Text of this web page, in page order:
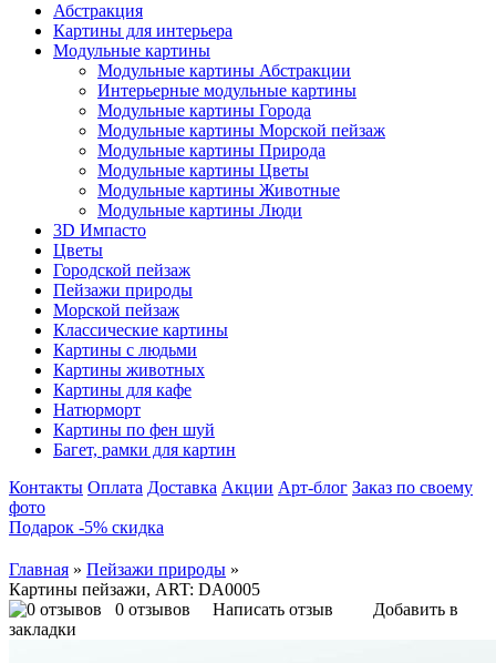
Абстракция
Картины для интерьера
Модульные картины
Модульные картины Абстракции
Интерьерные модульные картины
Модульные картины Города
Модульные картины Морской пейзаж
Модульные картины Природа
Модульные картины Цветы
Модульные картины Животные
Модульные картины Люди
3D Импасто
Цветы
Городской пейзаж
Пейзажи природы
Морской пейзаж
Классические картины
Картины с людьми
Картины животных
Картины для кафе
Натюрморт
Картины по фен шуй
Багет, рамки для картин
Контакты Оплата Доставка Акции Арт-блог Заказ по своему
фото
Подарок -5% скидка
Главная » Пейзажи природы »
Картины пейзажи, ART: DA0005
0 отзывов
Написать отзыв
Добавить в
закладки